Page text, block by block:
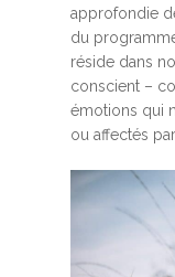
approfondie
du
réside dans
conscient –
émotions qui
ou affectés